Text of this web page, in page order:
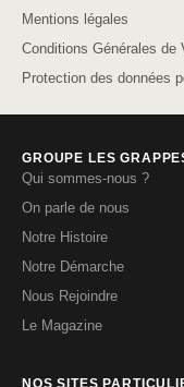
Mentions légales
Conditions Générales de
Protection des données
GROUPE LES
Qui sommes-nous ?
On parle de nous
Notre Histoire
Notre Démarche
Nous Rejoindre
Le Magazine
NOS SITES